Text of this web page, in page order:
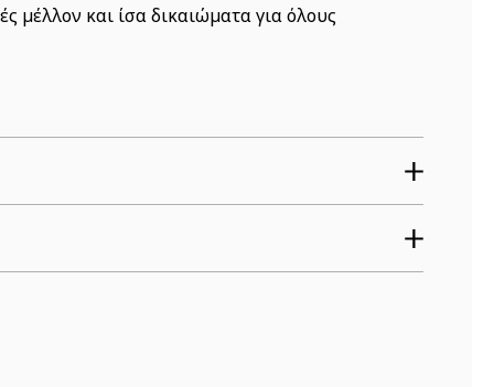
μέλλον και ίσα δικαιώματα για όλους